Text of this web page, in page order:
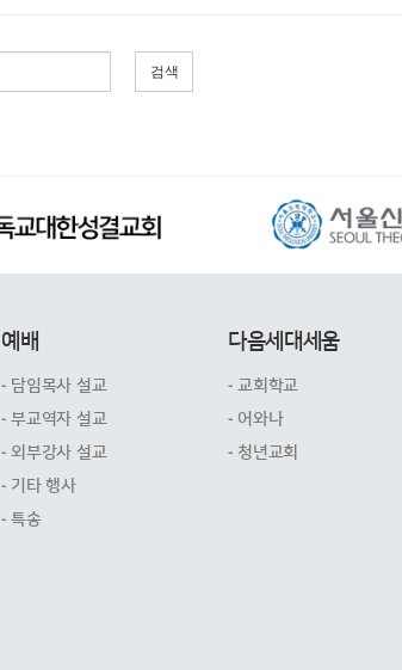
검색
예배
- 담임목사 설교
- 부교역자 설교
- 외부강사 설교
- 기타 행사
- 특송
다음세대세움
- 교회학교
- 어와나
- 청년교회